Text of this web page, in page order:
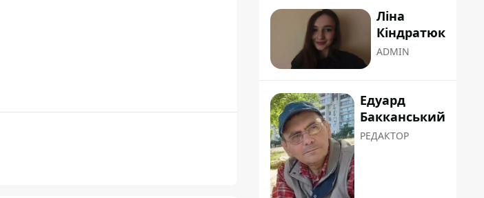
Ліна
Кіндратюк
ADMIN
Едуард
Бакканський
РЕДАКТОР